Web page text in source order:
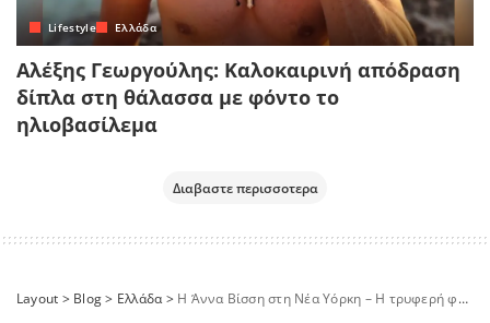
Lifestyle Ελλάδα
Αλέξης Γεωργούλης: Καλοκαιρινή απόδραση
δίπλα στη θάλασσα με φόντο το
ηλιοβασίλεμα
Διαβαστε περισσοτερα
Layout > Blog> Ελλάδα> Η Άννα Βίσση στη Νέα Υόρκη – Η τρυφερή φωτογραφία με τον εγγονό της σε αγώνα NBA